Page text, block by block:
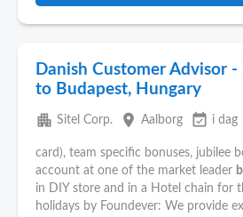
Danish Customer Advisor
to Budapest, Hungary
apartment Sitel Corp. place Aalborg event_available i dag
card), team specific bonuses, jubilee
account at one of the market leader
in DIY store and in a Hotel chain for
holidays by Foundever: We provide